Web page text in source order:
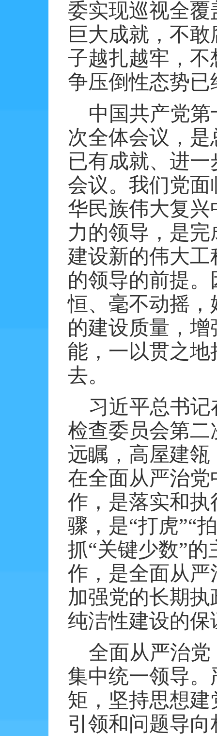
委实现巡视全覆
巨大成就，不
子越扎越牢，
争压倒性态势
中国共产党
次全体会议，
已有成就、进
会议。我们党
华民族伟大复
力的领导，是
建设新的伟大
的领导的前提
恒、毫不动摇
的建设质量，
能，一以贯之
去。
习近平总书
检查委员会第
远瞩，高屋建
在全面从严治
作，是落实和
骤，是“打虎”“
抓“关键少数”
作，是全面从
加强党的长期
纯洁性建设的保
全面从严治
集中统一领导
矩，坚持思想
引领和问题导